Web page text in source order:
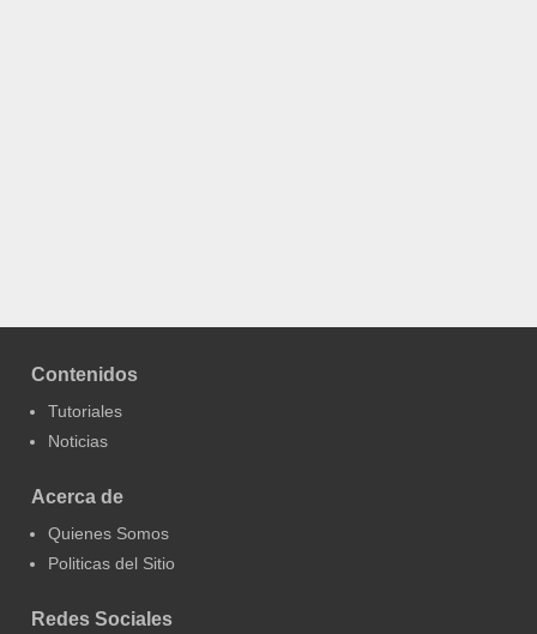
Contenidos
Tutoriales
Noticias
Acerca de
Quienes Somos
Politicas del Sitio
Redes Sociales